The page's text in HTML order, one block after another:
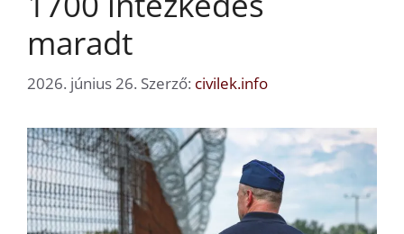
maradt
2026. június 26. Szerző: civilek.info